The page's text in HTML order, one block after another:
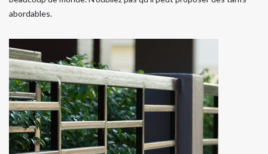
abordables.